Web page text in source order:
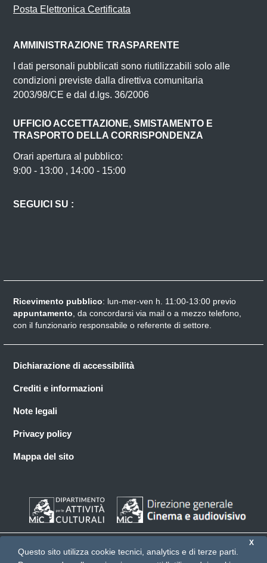
Posta Elettronica Certificata
AMMINISTRAZIONE TRASPARENTE
I dati personali pubblicati sono riutilizzabili solo alle
condizioni previste dalla direttiva comunitaria
2003/98/CE e dal d.lgs. 36/2006
UFFICIO ACCETTAZIONE, SMISTAMENTO E
TRASPORTO DELLA CORRISPONDENZA
Orari apertura al pubblico:
9:00 - 13:00 , 14:00 - 15:00
SEGUICI SU :
Ricevimento pubblico: lun-mer-ven h. 11:00-13:00 previo
appuntamento , da concordarsi via mail o a mezzo telefono,
con il funzionario responsabile o referente di settore.
Dichiarazione di accessibilità
Crediti e informazioni
Note legali
Privacy policy
Mappa del sito
X
Questo sito utilizza cookie tecnici, analytics e di terze parti.